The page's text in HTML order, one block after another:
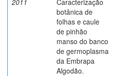
botânica de
folhas e caule
de pinhão
manso do banco
de germoplasma
da Embrapa
Algodão.